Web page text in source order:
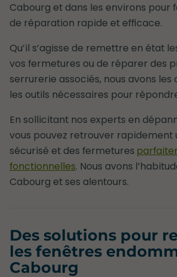
Cabourg et dans les environs pour
de réparation rapide et efficace.
Qu’il s’agisse de remettre en état
vos fermetures ou de réparer des
serrurerie associés, nous avons
les outils nécessaires pour
En sollicitant nos experts en
vous pouvez retrouver rapidement
sécurisé et des fermetures
fonctionnelles. Nous avons
Cabourg et ses alentours.
Des solutions pour
les fenêtres
Cabourg